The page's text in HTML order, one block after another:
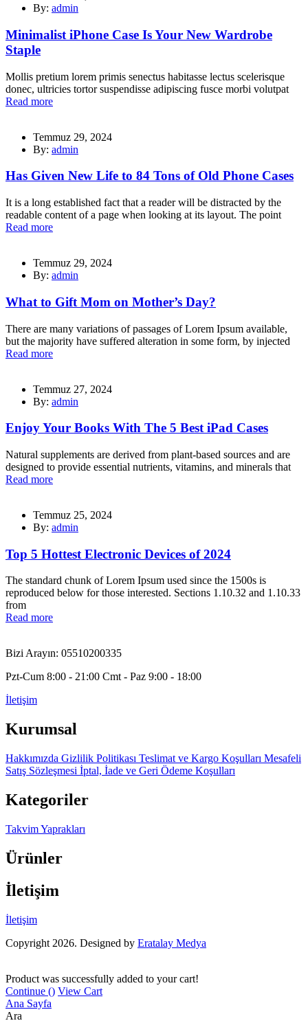
By: admin
Minimalist iPhone Case Is Your New Wardrobe
Staple
Mollis pretium lorem primis senectus habitasse lectus scelerisque
donec, ultricies tortor suspendisse adipiscing fusce morbi volutpat
Read more
Temmuz 29, 2024
By: admin
Has Given New Life to 84 Tons of Old Phone Cases
It is a long established fact that a reader will be distracted by the
readable content of a page when looking at its layout. The point
Read more
Temmuz 29, 2024
By: admin
What to Gift Mom on Mother’s Day?
There are many variations of passages of Lorem Ipsum available,
but the majority have suffered alteration in some form, by injected
Read more
Temmuz 27, 2024
By: admin
Enjoy Your Books With The 5 Best iPad Cases
Natural supplements are derived from plant-based sources and are
designed to provide essential nutrients, vitamins, and minerals that
Read more
Temmuz 25, 2024
By: admin
Top 5 Hottest Electronic Devices of 2024
The standard chunk of Lorem Ipsum used since the 1500s is
reproduced below for those interested. Sections 1.10.32 and 1.10.33
from
Read more
Bizi Arayın: 05510200335
Pzt-Cum 8:00 - 21:00 Cmt - Paz 9:00 - 18:00
İletişim
Kurumsal
Hakkımızda Gizlilik Politikası Teslimat ve Kargo Koşulları Mesafeli
Satış Sözleşmesi İptal, İade ve Geri Ödeme Koşulları
Kategoriler
Takvim Yaprakları
Ürünler
İletişim
İletişim
Copyright 2026. Designed by Eratalay Medya
Product was successfully added to your cart!
Continue () View Cart
Ana Sayfa
Ara